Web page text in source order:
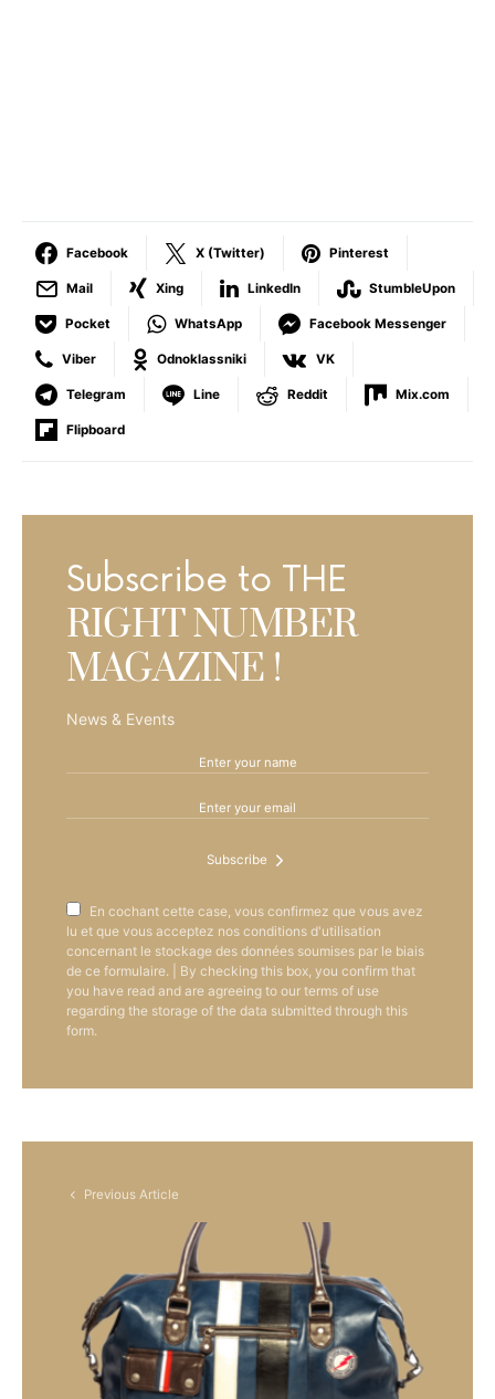
Facebook X (Twitter) Pinterest
Mail Xing LinkedIn StumbleUpon
Pocket WhatsApp Facebook Messenger
Viber Odnoklassniki VK
Telegram Line Reddit Mix.com
Flipboard
Subscribe to THE
RIGHT NUMBER
MAGAZINE !
News & Events
Subscribe
En cochant cette case, vous confirmez que vous avez
lu et que vous acceptez nos conditions d'utilisation
concernant le stockage des données soumises par le biais
de ce formulaire. | By checking this box, you confirm that
you have read and are agreeing to our terms of use
regarding the storage of the data submitted through this
form.
Previous Article